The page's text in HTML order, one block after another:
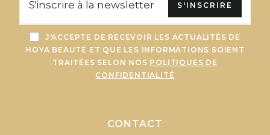
S'INSCRIRE
J'ACCEPTE DE RECEVOIR LES ACTUALITÉS DE
HOYA BEAUTÉ ET QUE LES INFORMATIONS SOIENT
TRAITÉES SELON NOS POLITIQUES DE
CONFIDENTIALITÉ
CONTACT